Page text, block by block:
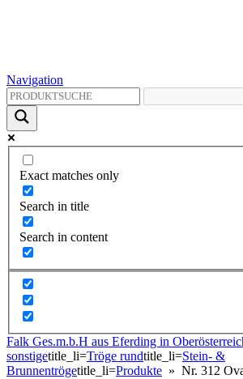
Navigation
Exact matches only
Search in title
Search in content
Falk Ges.m.b.H aus Eferding in
sonstigetitle_li=Tröge rundtitle_li=Stein- &
Brunnentrögetitle_li=Produkte » Nr. 312